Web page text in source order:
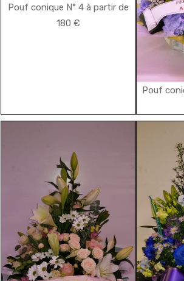
Pouf conique N° 4 à partir de
180 €
Pouf